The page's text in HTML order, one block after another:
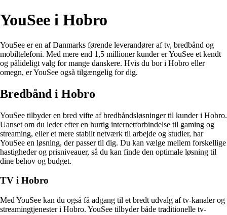
YouSee i Hobro
YouSee er en af Danmarks førende leverandører af tv, bredbånd og
mobiltelefoni. Med mere end 1,5 millioner kunder er YouSee et kendt
og pålideligt valg for mange danskere. Hvis du bor i Hobro eller
omegn, er YouSee også tilgængelig for dig.
Bredbånd i Hobro
YouSee tilbyder en bred vifte af bredbåndsløsninger til kunder i Hobro.
Uanset om du leder efter en hurtig internetforbindelse til gaming og
streaming, eller et mere stabilt netværk til arbejde og studier, har
YouSee en løsning, der passer til dig. Du kan vælge mellem forskellige
hastigheder og prisniveauer, så du kan finde den optimale løsning til
dine behov og budget.
TV i Hobro
Med YouSee kan du også få adgang til et bredt udvalg af tv-kanaler og
streamingtjenester i Hobro. YouSee tilbyder både traditionelle tv-